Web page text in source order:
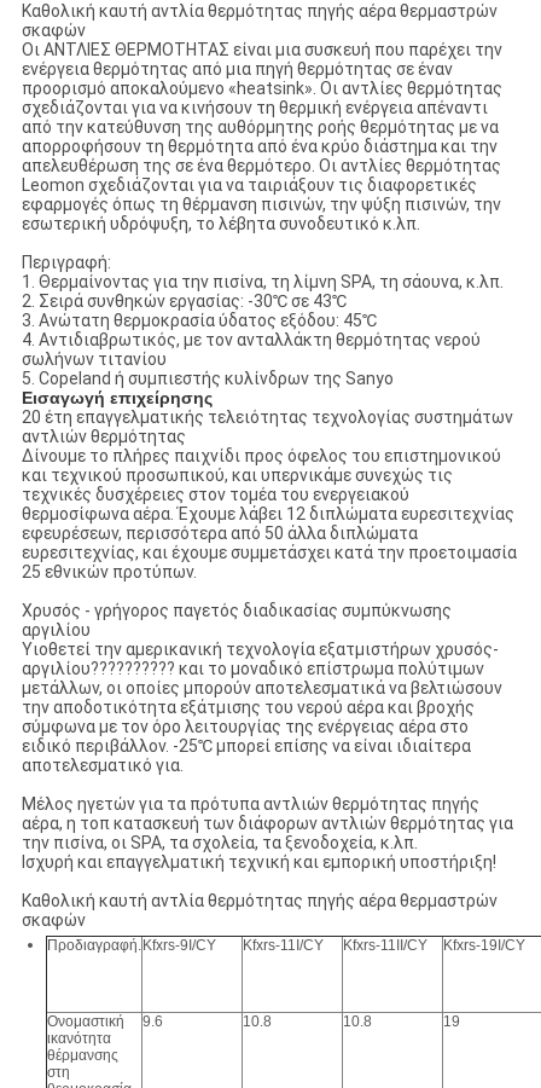
Καθολική καυτή αντλία θερμότητας πηγής αέρα θερμαστρών
σκαφών
Οι ΑΝΤΛΙΕΣ ΘΕΡΜΟΤΗΤΑΣ είναι μια συσκευή που παρέχει την
ενέργεια θερμότητας από μια πηγή θερμότητας σε έναν
προορισμό αποκαλούμενο «heatsink». Οι αντλίες θερμότητας
σχεδιάζονται για να κινήσουν τη θερμική ενέργεια απέναντι
από την κατεύθυνση της αυθόρμητης ροής θερμότητας με να
απορροφήσουν τη θερμότητα από ένα κρύο διάστημα και την
απελευθέρωση της σε ένα θερμότερο. Οι αντλίες θερμότητας
Leomon σχεδιάζονται για να ταιριάξουν τις διαφορετικές
εφαρμογές όπως τη θέρμανση πισινών, την ψύξη πισινών, την
εσωτερική υδρόψυξη, το λέβητα συνοδευτικό κ.λπ.
Περιγραφή:
1. Θερμαίνοντας για την πισίνα, τη λίμνη SPA, τη σάουνα, κ.λπ.
2. Σειρά συνθηκών εργασίας: -30℃ σε 43℃
3. Ανώτατη θερμοκρασία ύδατος εξόδου: 45℃
4. Αντιδιαβρωτικός, με τον ανταλλάκτη θερμότητας νερού
σωλήνων τιτανίου
5. Copeland ή συμπιεστής κυλίνδρων της Sanyo
Εισαγωγή επιχείρησης
20 έτη επαγγελματικής τελειότητας τεχνολογίας συστημάτων
αντλιών θερμότητας
Δίνουμε το πλήρες παιχνίδι προς όφελος του επιστημονικού
και τεχνικού προσωπικού, και υπερνικάμε συνεχώς τις
τεχνικές δυσχέρειες στον τομέα του ενεργειακού
θερμοσίφωνα αέρα. Έχουμε λάβει 12 διπλώματα ευρεσιτεχνίας
εφευρέσεων, περισσότερα από 50 άλλα διπλώματα
ευρεσιτεχνίας, και έχουμε συμμετάσχει κατά την προετοιμασία
25 εθνικών προτύπων.
Χρυσός - γρήγορος παγετός διαδικασίας συμπύκνωσης
αργιλίου
Υιοθετεί την αμερικανική τεχνολογία εξατμιστήρων χρυσός-
αργιλίου?????????? και το μοναδικό επίστρωμα πολύτιμων
μετάλλων, οι οποίες μπορούν αποτελεσματικά να βελτιώσουν
την αποδοτικότητα εξάτμισης του νερού αέρα και βροχής
σύμφωνα με τον όρο λειτουργίας της ενέργειας αέρα στο
ειδικό περιβάλλον. -25℃ μπορεί επίσης να είναι ιδιαίτερα
αποτελεσματικό για.
Μέλος ηγετών για τα πρότυπα αντλιών θερμότητας πηγής
αέρα, η τοπ κατασκευή των διάφορων αντλιών θερμότητας για
την πισίνα, οι SPA, τα σχολεία, τα ξενοδοχεία, κ.λπ.
Ισχυρή και επαγγελματική τεχνική και εμπορική υποστήριξη!
Καθολική καυτή αντλία θερμότητας πηγής αέρα θερμαστρών
σκαφών
Προδιαγραφή. Kfxrs-9I/CY Kfxrs-11I/CY Kfxrs-11II/CY Kfxrs-19I/CY
Ονομαστική
ικανότητα
θέρμανσης
στη
9.6 10.8 10.8 19